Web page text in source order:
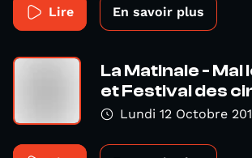
Lire En savoir plus
La Matinale -
et Festival des
Lundi 12 Octobre